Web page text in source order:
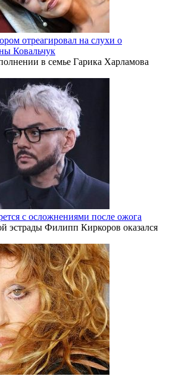
отреагировал на слухи о
Ковальчук
в семье Гарика Харламова
с осложнениями после ожога
эстрады Филипп Киркоров оказался